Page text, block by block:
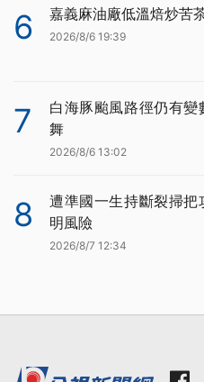
6 嘉義麻油廠低溫焙炒苦
2026/8/6 19:39
7
白海豚颱風路徑仍有
舞
2026/8/6 13:02
8
遭準國一生持斷裂掃
明風險
2026/8/7 12:34